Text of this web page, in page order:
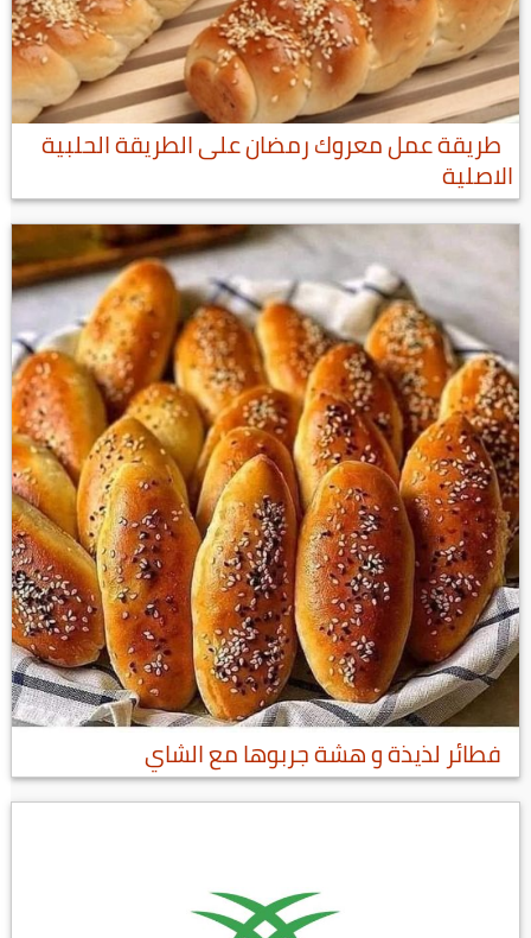
طريقة عمل معروك رمضان على الطريقة الحلبية
الاصلية
فطائر لذيذة و هشة جربوها مع الشاي